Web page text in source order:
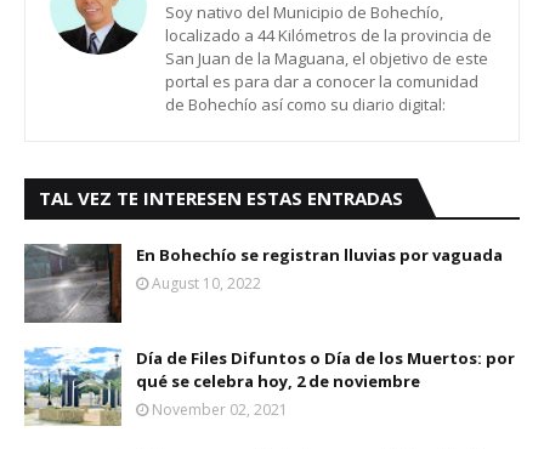
Soy nativo del Municipio de Bohechío,
localizado a 44 Kilómetros de la provincia de
San Juan de la Maguana, el objetivo de este
portal es para dar a conocer la comunidad
de Bohechío así como su diario digital:
TAL VEZ TE INTERESEN ESTAS ENTRADAS
En Bohechío se registran lluvias por vaguada
August 10, 2022
Día de Files Difuntos o Día de los Muertos: por
qué se celebra hoy, 2 de noviembre
November 02, 2021